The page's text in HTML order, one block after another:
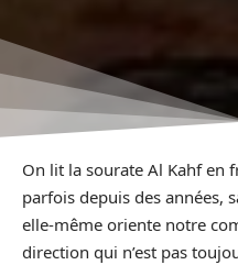
On lit la sourate Al Kahf en
parfois depuis des années,
elle-même oriente notre
direction qui n’est pas